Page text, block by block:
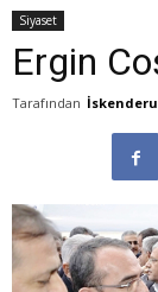
Siyaset
Ergin
Tarafından